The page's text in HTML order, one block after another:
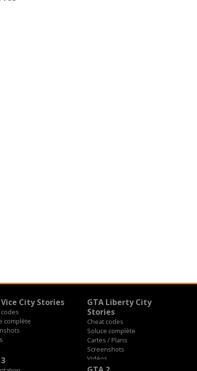
Vice City Stories
complète
GTA Liberty City
Stories
Cheat codes
Soluce complète
Cartes / Plans
Screenshots
Vidéos